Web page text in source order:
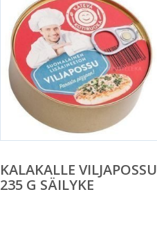
KALAKALLE VILJAPOSSU
235 G SÄILYKE